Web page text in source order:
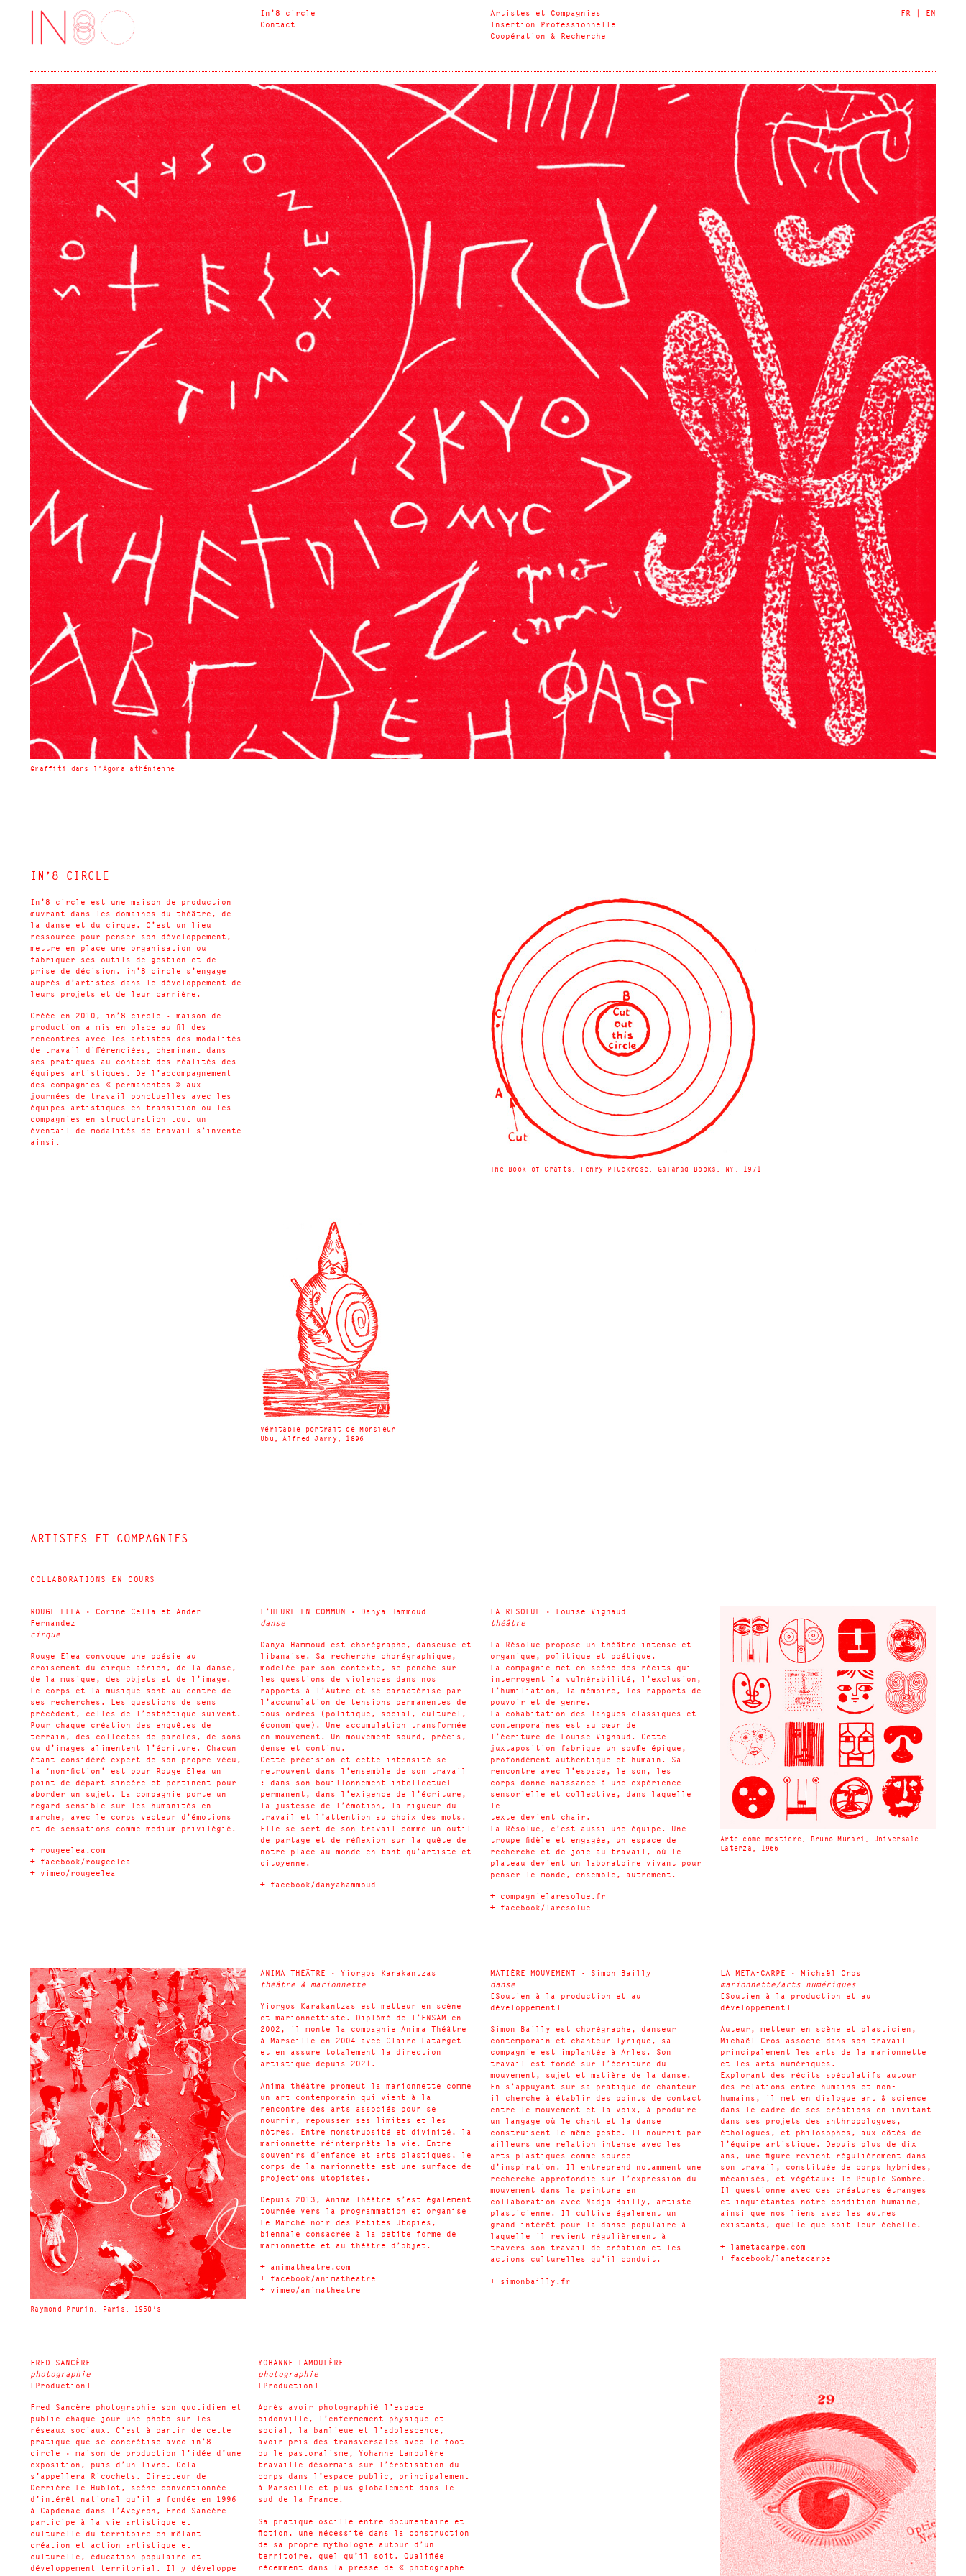
In’8 circle
Contact
Artistes et Compagnies
Insertion Professionnelle
Coopération & Recherche
FR EN
Graffiti dans l'Agora athénienne
IN’8 CIRCLE
In’8 circle est une maison de production
œuvrant dans les domaines du théâtre, de
la danse et du cirque. C’est un lieu
ressource pour penser son développement,
mettre en place une organisation ou
fabriquer ses outils de gestion et de
prise de décision. in’8 circle s’engage
auprès d’artistes dans le développement de
leurs projets et de leur carrière.
Créée en 2010, in’8 circle • maison de
production a mis en place au fil des
rencontres avec les artistes des modalités
de travail différenciées, cheminant dans
ses pratiques au contact des réalités des
équipes artistiques. De l’accompagnement
des compagnies « permanentes » aux
journées de travail ponctuelles avec les
équipes artistiques en transition ou les
compagnies en structuration tout un
éventail de modalités de travail s’invente
ainsi.
The Book of Crafts, Henry Pluckrose, Galahad Books, NY, 1971
Véritable portrait de Monsieur
Ubu, Alfred Jarry, 1896
ARTISTES ET COMPAGNIES
COLLABORATIONS EN COURS
ROUGE ELEA • Corine Cella et Ander
Fernandez
cirque
Rouge Elea convoque une poésie au
croisement du cirque aérien, de la danse,
de la musique, des objets et de l’image.
Le corps et la musique sont au centre de
ses recherches. Les questions de sens
précèdent, celles de l’esthétique suivent.
Pour chaque création des enquêtes de
terrain, des collectes de paroles, de sons
ou d’images alimentent l’écriture. Chacun
étant considéré expert de son propre vécu,
la ‘non-fiction’ est pour Rouge Elea un
point de départ sincère et pertinent pour
aborder un sujet. La compagnie porte un
regard sensible sur les humanités en
marche, avec le corps vecteur d’émotions
et de sensations comme medium privilégié.
+ rougeelea.com
+ facebook/rougeelea
+ vimeo/rougeelea
L’HEURE EN COMMUN • Danya Hammoud
danse
Danya Hammoud est chorégraphe, danseuse et
libanaise. Sa recherche chorégraphique,
modelée par son contexte, se penche sur
les questions de violences dans nos
rapports à l’Autre et se caractérise par
l’accumulation de tensions permanentes de
tous ordres (politique, social, culturel,
économique). Une accumulation transformée
en mouvement. Un mouvement sourd, précis,
dense et continu.
Cette précision et cette intensité se
retrouvent dans l’ensemble de son travail
: dans son bouillonnement intellectuel
permanent, dans l’exigence de l’écriture,
la justesse de l’émotion, la rigueur du
travail et l’attention au choix des mots.
Elle se sert de son travail comme un outil
de partage et de réflexion sur la quête de
notre place au monde en tant qu’artiste et
citoyenne.
+ facebook/danyahammoud
LA RESOLUE • Louise Vignaud
théâtre
La Résolue propose un théâtre intense et
organique, politique et poétique.
La compagnie met en scène des récits qui
interrogent la vulnérabilité, l’exclusion,
l’humiliation, la mémoire, les rapports de
pouvoir et de genre.
La cohabitation des langues classiques et
contemporaines est au cœur de
l’écriture de Louise Vignaud. Cette
juxtaposition fabrique un souffle épique,
profondément authentique et humain. Sa
rencontre avec l’espace, le son, les
corps donne naissance à une expérience
sensorielle et collective, dans laquelle
le
texte devient chair.
La Résolue, c’est aussi une équipe. Une
troupe fidèle et engagée, un espace de
recherche et de joie au travail, où le
plateau devient un laboratoire vivant pour
penser le monde, ensemble, autrement.
+ compagnielaresolue.fr
+ facebook/laresolue
Arte come mestiere, Bruno Munari, Universale
Laterza, 1966
Raymond Prunin, Paris, 1950's
ANIMA THÉÂTRE • Yiorgos Karakantzas
théâtre & marionnette
Yiorgos Karakantzas est metteur en scène
et marionnettiste. Diplômé de l’ENSAM en
2002, il monte la compagnie Anima Théâtre
à Marseille en 2004 avec Claire Latarget
et en assure totalement la direction
artistique depuis 2021.
Anima théâtre promeut la marionnette comme
un art contemporain qui vient à la
rencontre des arts associés pour se
nourrir, repousser ses limites et les
nôtres. Entre monstruosité et divinité, la
marionnette réinterprète la vie. Entre
souvenirs d’enfance et arts plastiques, le
corps de la marionnette est une surface de
projections utopistes.
Depuis 2013, Anima Théâtre s’est également
tournée vers la programmation et organise
Le Marché noir des Petites Utopies,
biennale consacrée à la petite forme de
marionnette et au théâtre d’objet.
+ animatheatre.com
+ facebook/animatheatre
+ vimeo/animatheatre
MATIÈRE MOUVEMENT • Simon Bailly
danse
[Soutien à la production et au
développement]
Simon Bailly est chorégraphe, danseur
contemporain et chanteur lyrique, sa
compagnie est implantée à Arles. Son
travail est fondé sur l’écriture du
mouvement, sujet et matière de la danse.
En s’appuyant sur sa pratique de chanteur
il cherche à établir des points de contact
entre le mouvement et la voix, à produire
un langage où le chant et la danse
construisent le même geste. Il nourrit par
ailleurs une relation intense avec les
arts plastiques comme source
d’inspiration. Il entreprend notamment une
recherche approfondie sur l’expression du
mouvement dans la peinture en
collaboration avec Nadja Bailly, artiste
plasticienne. Il cultive également un
grand intérêt pour la danse populaire à
laquelle il revient régulièrement à
travers son travail de création et les
actions culturelles qu’il conduit.
+ simonbailly.fr
LA META-CARPE • Michaël Cros
marionnette/arts numériques
[Soutien à la production et au
développement]
Auteur, metteur en scène et plasticien,
Michaël Cros associe dans son travail
principalement les arts de la marionnette
et les arts numériques.
Explorant des récits spéculatifs autour
des relations entre humains et non-
humains, il met en dialogue art & science
dans le cadre de ses créations en invitant
dans ses projets des anthropologues,
éthologues, et philosophes, aux côtés de
l’équipe artistique. Depuis plus de dix
ans, une figure revient régulièrement dans
son travail, constituée de corps hybrides,
mécanisés, et végétaux: le Peuple Sombre.
Il questionne avec ces créatures étranges
et inquiétantes notre condition humaine,
ainsi que nos liens avec les autres
existants, quelle que soit leur échelle.
+ lametacarpe.com
+ facebook/lametacarpe
FRED SANC È RE
photographie
[Production]
Fred Sancère photographie son quotidien et
publie chaque jour une photo sur les
réseaux sociaux. C’est à partir de cette
pratique que se concrétise avec in’8
circle • maison de production l’idée d’une
exposition, puis d’un livre. Cela
s’appellera Ricochets. Directeur de
Derrière Le Hublot, scène conventionnée
d’intérêt national qu’il a fondée en 1996
à Capdenac dans l’Aveyron, Fred Sancère
participe à la vie artistique et
culturelle du territoire en mêlant
création et action artistique et
culturelle, éducation populaire et
développement territorial. Il y développe
YOHANNE LAMOULÈRE
photographie
[Production]
Après avoir photographié l’espace
bidonville, l’enfermement physique et
social, la banlieue et l’adolescence,
avoir pris des transversales avec le foot
ou le pastoralisme, Yohanne Lamoulère
travaille désormais sur l’érotisation du
corps dans l’espace public, principalement
à Marseille et plus globalement dans le
sud de la France.
Sa pratique oscille entre documentaire et
fiction, une nécessité dans la construction
de sa propre mythologie autour d’un
territoire, quel qu’il soit. Qualifiée
récemment dans la presse de « photographe